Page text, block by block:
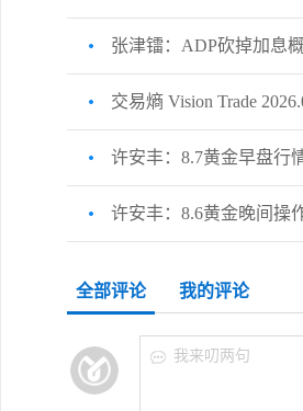
张津镭：ADP砍掉加息
交易熵 Vision Trade
许安丰：8.7黄金早盘行
许安丰：8.6黄金晚间操
全部评论 我的评论
我来叨两句